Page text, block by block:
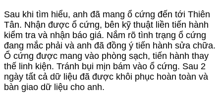
Sau khi tìm hiểu, anh đã mang ổ cứng đến tới Thiên
Tân. Nhận được ổ cứng, bên kỹ thuật liền tiến hành
kiểm tra và nhận báo giá. Nắm rõ tình trạng ổ cứng
đang mắc phải và anh đã đồng ý tiến hành sửa chữa.
Ổ cứng được mang vào phòng sạch, tiến hành thay
thế linh kiện. Tránh bụi mịn bám vào ổ cứng. Sau 2
ngày tất cả dữ liệu đã được khôi phục hoàn toàn và
bàn giao dữ liệu cho anh.